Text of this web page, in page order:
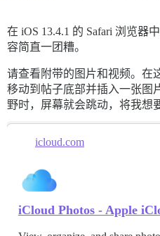
在 iOS 13.4.1 的 Safari 浏览器
容简直一团糟。
请查看附带的图片和视频。在
移动到帖子底部并插入一张图
野时，屏幕就会跳动，将我想
icloud.com
iCloud Photos - Apple